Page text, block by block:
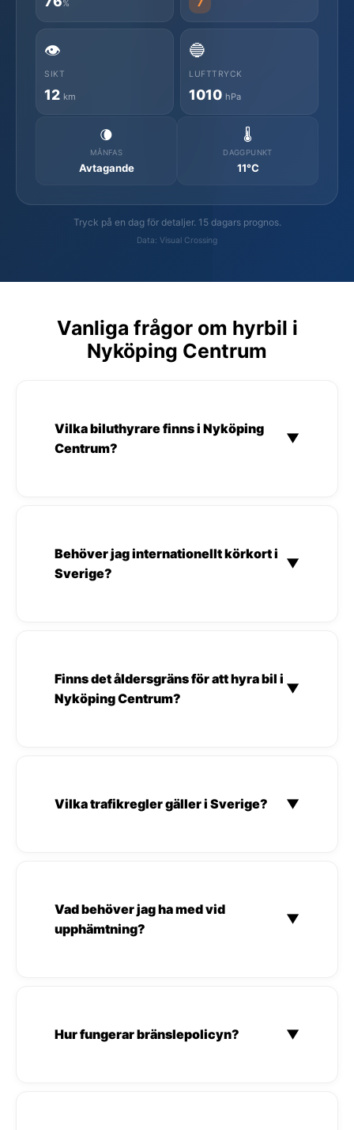
%
👁️
SIKT
12 km
🔵
LUFTTRYCK
1010 hPa
🌘
MÅNFAS
Avtagande
🌡️
DAGGPUNKT
11°C
Tryck på en dag för detaljer. 15 dagars prognos.
Data: Visual Crossing
Vanliga frågor om hyrbil i
Nyköping Centrum
Vilka biluthyrare finns i Nyköping
Centrum?
▼
Behöver jag internationellt körkort i
Sverige?
▼
Finns det åldersgräns för att hyra bil i
Nyköping Centrum?
▼
Vilka trafikregler gäller i Sverige? ▼
Vad behöver jag ha med vid
upphämtning?
▼
Hur fungerar bränslepolicyn? ▼